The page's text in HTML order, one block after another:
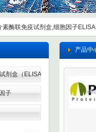
素酶联免疫试剂盒,细胞因子
剂盒（ELISA
子
产品中